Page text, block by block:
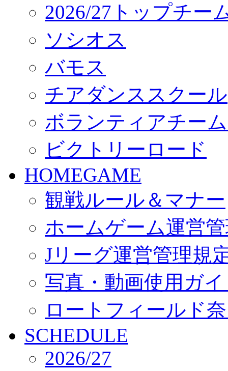
2026/27トップチー
ソシオス
バモス
チアダンススクール
ボランティアチー
ビクトリーロード
HOMEGAME
観戦ルール＆マナー
ホームゲーム運営
Jリーグ運営管理規
写真・動画使用ガ
ロートフィールド
SCHEDULE
2026/27